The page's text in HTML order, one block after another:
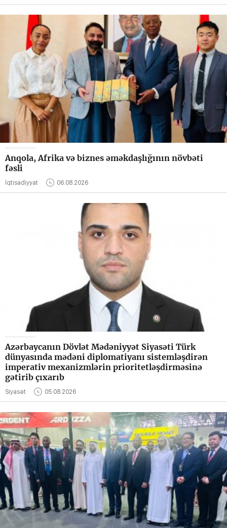
Anqola, Afrika və biznes əməkdaşlığının növbəti
fəsli
İqtisadiyyat 06.08.2026
Azərbaycanın Dövlət Mədəniyyət Siyasəti Türk
dünyasında mədəni diplomatiyanı sistemləşdirən
imperativ mexanizmlərin prioritetləşdirməsinə
gətirib çıxarıb
Siyasət 05.08.2026